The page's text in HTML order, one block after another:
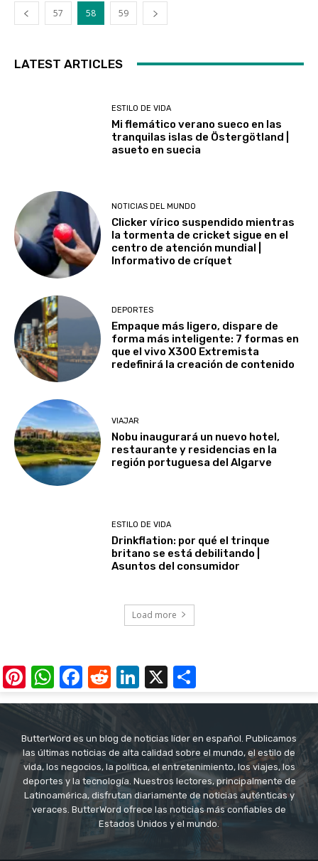
57 58 59
LATEST ARTICLES
ESTILO DE VIDA
Mi flemático verano sueco en las
tranquilas islas de Östergötland |
asueto en suecia
NOTICIAS DEL MUNDO
Clicker vírico suspendido mientras
la tormenta de cricket sigue en el
centro de atención mundial |
Informativo de críquet
DEPORTES
Empaque más ligero, dispare de
forma más inteligente: 7 formas en
que el vivo X300 Extremista
redefinirá la creación de contenido
VIAJAR
Nobu inaugurará un nuevo hotel,
restaurante y residencias en la
región portuguesa del Algarve
ESTILO DE VIDA
Drinkflation: por qué el trinque
britano se está debilitando |
Asuntos del consumidor
Load more
Pinterest
WhatsApp
Facebook
RedditLinkedIn
X
ButterWord es un blog de noticias líder en español. Publicamos
las últimas noticias de alta calidad sobre el mundo, el estilo de
vida, los negocios, la política, el entretenimiento, los viajes, los
deportes y la tecnología. Nuestros lectores, principalmente de
Latinoamérica, disfrutan diariamente de noticias auténticas y
veraces. ButterWord ofrece las noticias más confiables de
Estados Unidos y el mundo.